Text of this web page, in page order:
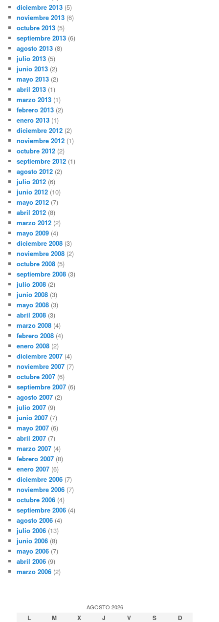
diciembre 2013 (5)
noviembre 2013 (6)
octubre 2013 (5)
septiembre 2013 (6)
agosto 2013 (8)
julio 2013 (5)
junio 2013 (2)
mayo 2013 (2)
abril 2013 (1)
marzo 2013 (1)
febrero 2013 (2)
enero 2013 (1)
diciembre 2012 (2)
noviembre 2012 (1)
octubre 2012 (2)
septiembre 2012 (1)
agosto 2012 (2)
julio 2012 (6)
junio 2012 (10)
mayo 2012 (7)
abril 2012 (8)
marzo 2012 (2)
mayo 2009 (4)
diciembre 2008 (3)
noviembre 2008 (2)
octubre 2008 (5)
septiembre 2008 (3)
julio 2008 (2)
junio 2008 (3)
mayo 2008 (3)
abril 2008 (3)
marzo 2008 (4)
febrero 2008 (4)
enero 2008 (2)
diciembre 2007 (4)
noviembre 2007 (7)
octubre 2007 (6)
septiembre 2007 (6)
agosto 2007 (2)
julio 2007 (9)
junio 2007 (7)
mayo 2007 (6)
abril 2007 (7)
marzo 2007 (4)
febrero 2007 (8)
enero 2007 (6)
diciembre 2006 (7)
noviembre 2006 (7)
octubre 2006 (4)
septiembre 2006 (4)
agosto 2006 (4)
julio 2006 (13)
junio 2006 (8)
mayo 2006 (7)
abril 2006 (9)
marzo 2006 (2)
AGOSTO 2026
L M X J V S D